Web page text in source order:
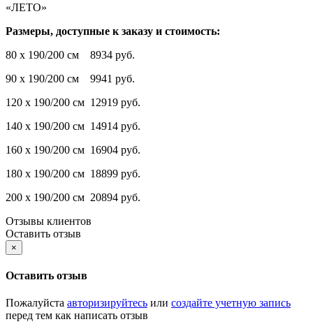
«ЛЕТО»
Размеры, доступные к заказу и стоимость:
80 х 190/200 см 8934 руб.
90 х 190/200 см 9941 руб.
120 х 190/200 см 12919 руб.
140 х 190/200 см 14914 руб.
160 х 190/200 см 16904 руб.
180 х 190/200 см 18899 руб.
200 х 190/200 см 20894 руб.
Отзывы клиентов
Оставить отзыв
×
Оставить отзыв
Пожалуйста авторизируйтесь или создайте учетную запись
перед тем как написать отзыв